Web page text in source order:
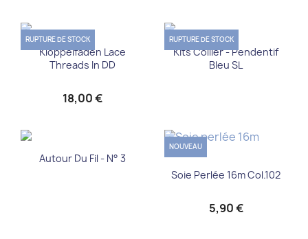
Klöppelfäden Lace
Threads In DD
18,00 €
RUPTURE DE STOCK
Kits Collier - Pendentif
Bleu SL
RUPTURE DE STOCK
Autour Du Fil - N° 3
Soie Perlée 16m Col.102
5,90 €
NOUVEAU